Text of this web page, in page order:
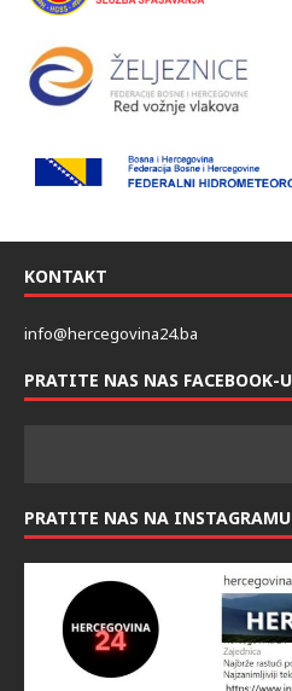
PRATITE NAS NA INSTAGRAMU